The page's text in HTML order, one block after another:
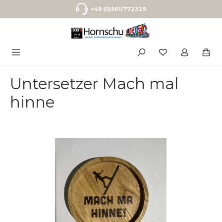
Zum Hauptinhalt springen+49 (0)561/772329
Untersetzer Mach mal
hinne